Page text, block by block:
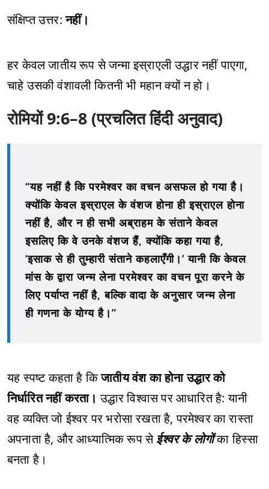
संक्षिप्त उत्तर:नहीं।
हर केवल जातीय रूप से जन्मा इस्राएली उद्धार नहीं पाएगा,
चाहे उसकी वंशावली कितनी भी महान क्यों न हो।
रोमियों 9:6–8 (प्रचलित हिंदी अनुवाद)
“यह नहीं है कि परमेश्वर का वचन असफल हो गया है।
क्योंकि केवल इस्राएल के वंशज होना ही इस्राएल होना
नहीं है, और न ही सभी अब्राहम के संताने केवल
इसलिए कि वे उनके वंशज हैं, क्योंकि कहा गया है,
‘इसाक से ही तुम्हारी संताने कहलाएँगी।’ यानी कि केवल
मांस के द्वारा जन्म लेना परमेश्वर का वचन पूरा करने के
लिए पर्याप्त नहीं है, बल्कि वादा के अनुसार जन्म लेना
ही गणना के योग्य है।”
यह स्पष्ट कहता है किजातीय वंश का होना उद्धार को
निर्धारित नहीं करता। उद्धार विश्वास पर आधारित है: यानी
वह व्यक्ति जो ईश्वर पर भरोसा रखता है, परमेश्वर का रास्ता
अपनाता है, और आध्यात्मिक रूप सेईश्वर के लोगोंका हिस्सा
बनता है।